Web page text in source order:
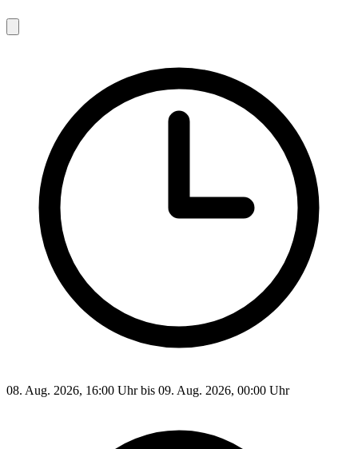
08. Aug. 2026, 16:00 Uhr bis 09. Aug. 2026, 00:00 Uhr